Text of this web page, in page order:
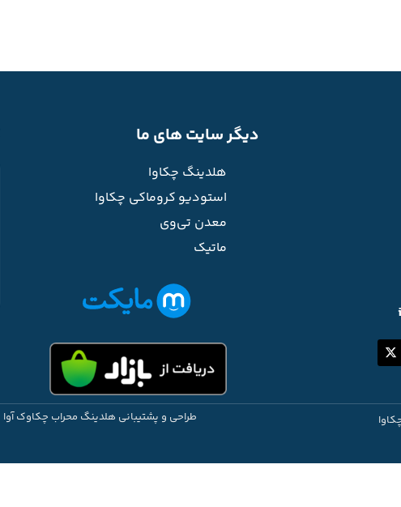
دیگر سایت های ما
هلدینگ چکاوا
استودیو کروماکی چکاوا
معدن تی‌وی
ماتیک
طراحی و پشتیبانی هلدینگ محراب چکاوک آوا